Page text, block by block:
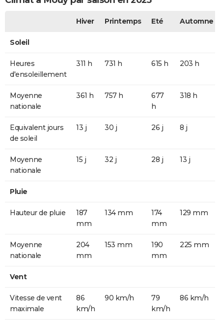
Hiver Printemps Eté Automne
Soleil
Heures
d'ensoleillement
311 h 731 h 615 h 203 h
Moyenne
nationale
361 h 757 h
677
h
318 h
Equivalent jours
de soleil
13 j 30 j 26 j 8 j
Moyenne
nationale
15 j 32 j 28 j 13 j
Pluie
Hauteur de pluie
187
mm
134 mm
174
mm
129 mm
Moyenne
nationale
204
mm
153 mm
190
mm
225 mm
Vent
Vitesse de vent
maximale
86
km/h
90 km/h
79
km/h
86 km/h